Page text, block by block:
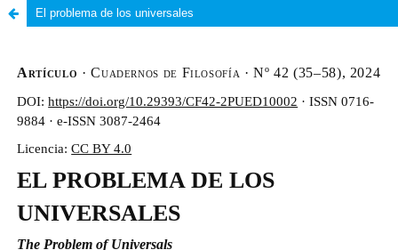
El problema de los universales